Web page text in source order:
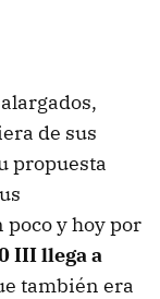
de sus
propuesta
y hoy por
III llega a
también era